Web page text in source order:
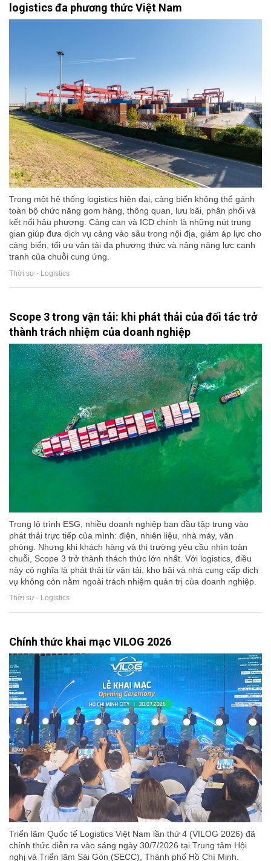
logistics đa phương thức Việt Nam
Trong một hệ thống logistics hiện đại, cảng biển không thể gánh
toàn bộ chức năng gom hàng, thông quan, lưu bãi, phân phối và
kết nối hậu phương. Cảng cạn và ICD chính là những nút trung
gian giúp đưa dịch vụ cảng vào sâu trong nội địa, giảm áp lực cho
cảng biển, tối ưu vận tải đa phương thức và nâng năng lực cạnh
tranh của chuỗi cung ứng.
Thời sự - Logistics
Scope 3 trong vận tải: khi phát thải của đối tác trở
thành trách nhiệm của doanh nghiệp
Trong lộ trình ESG, nhiều doanh nghiệp ban đầu tập trung vào
phát thải trực tiếp của mình: điện, nhiên liệu, nhà máy, văn
phòng. Nhưng khi khách hàng và thị trường yêu cầu nhìn toàn
chuỗi, Scope 3 trở thành thách thức lớn nhất. Với logistics, điều
này có nghĩa là phát thải từ vận tải, kho bãi và nhà cung cấp dịch
vụ không còn nằm ngoài trách nhiệm quản trị của doanh nghiệp.
Thời sự - Logistics
Chính thức khai mạc VILOG 2026
Triển lãm Quốc tế Logistics Việt Nam lần thứ 4 (VILOG 2026) đã
chính thức diễn ra vào sáng ngày 30/7/2026 tại Trung tâm Hội
nghị và Triển lãm Sài Gòn (SECC), Thành phố Hồ Chí Minh.